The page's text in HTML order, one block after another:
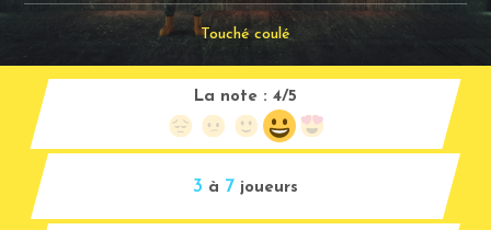
Touché coulé
3 à 7 joueurs
La note : 4/5